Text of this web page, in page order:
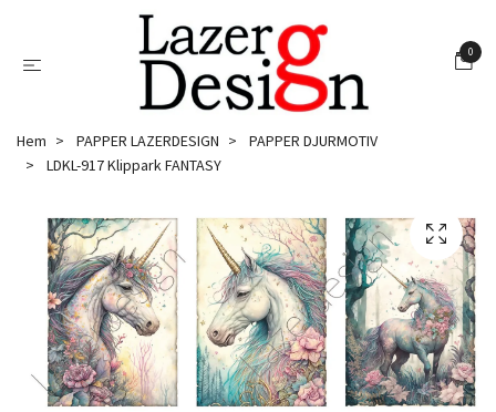
0
Hem PAPPER LAZERDESIGN
PAPPER DJURMOTIV
LDKL-917 Klippark FANTASY